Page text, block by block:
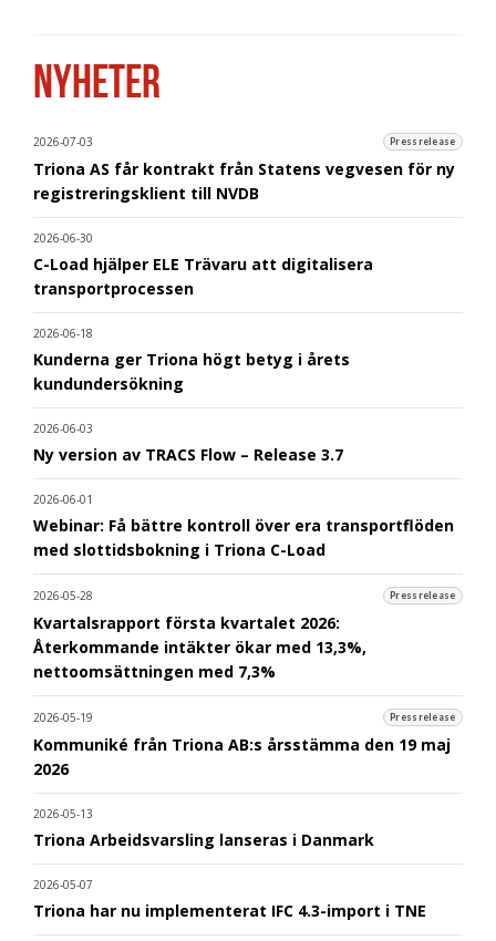
NYHETER
2026-07-03 Pressrelease
Triona AS får kontrakt från Statens vegvesen för ny
registreringsklient till NVDB
2026-06-30
C-Load hjälper ELE Trävaru att digitalisera
transportprocessen
2026-06-18
Kunderna ger Triona högt betyg i årets
kundundersökning
2026-06-03
Ny version av TRACS Flow – Release 3.7
2026-06-01
Webinar: Få bättre kontroll över era transportflöden
med slottidsbokning i Triona C-Load
2026-05-28 Pressrelease
Kvartalsrapport första kvartalet 2026:
Återkommande intäkter ökar med 13,3%,
nettoomsättningen med 7,3%
2026-05-19 Pressrelease
Kommuniké från Triona AB:s årsstämma den 19 maj
2026
2026-05-13
Triona Arbeidsvarsling lanseras i Danmark
2026-05-07
Triona har nu implementerat IFC 4.3-import i TNE